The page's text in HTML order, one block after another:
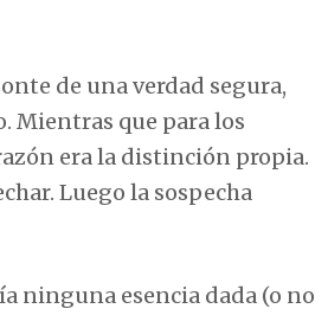
de una verdad segura,
Mientras que para los
era la distinción propia.
Luego la sospecha
ninguna esencia dada (o no